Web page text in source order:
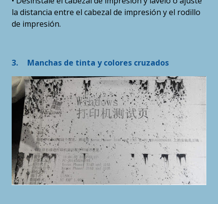
la distancia entre el cabezal de impresión y el rodillo
de impresión.
3. Manchas de tinta y colores cruzados